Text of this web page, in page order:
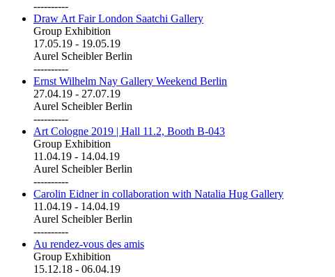
----------
Draw Art Fair London Saatchi Gallery
Group Exhibition
17.05.19 - 19.05.19
Aurel Scheibler Berlin
----------
Ernst Wilhelm Nay Gallery Weekend Berlin
27.04.19 - 27.07.19
Aurel Scheibler Berlin
----------
Art Cologne 2019 | Hall 11.2, Booth B-043
Group Exhibition
11.04.19 - 14.04.19
Aurel Scheibler Berlin
----------
Carolin Eidner in collaboration with Natalia Hug Gallery
11.04.19 - 14.04.19
Aurel Scheibler Berlin
----------
Au rendez-vous des amis
Group Exhibition
15.12.18 - 06.04.19